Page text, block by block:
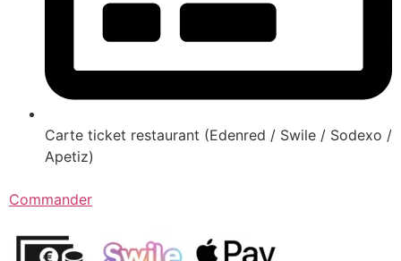
Carte ticket restaurant (Edenred / Swile / Sodexo /
Apetiz)
Commander